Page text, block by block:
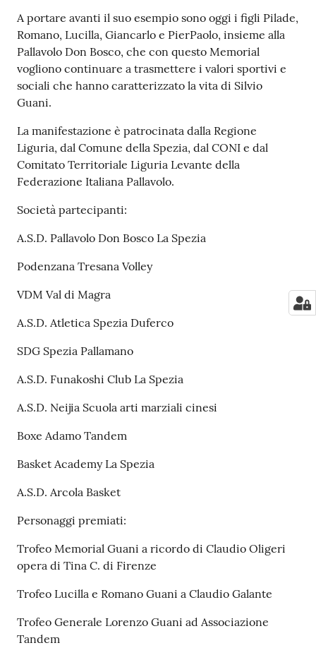
A portare avanti il suo esempio sono oggi i figli Pilade,
Romano, Lucilla, Giancarlo e PierPaolo, insieme alla
Pallavolo Don Bosco, che con questo Memorial
vogliono continuare a trasmettere i valori sportivi e
sociali che hanno caratterizzato la vita di Silvio
Guani.
La manifestazione è patrocinata dalla Regione
Liguria, dal Comune della Spezia, dal CONI e dal
Comitato Territoriale Liguria Levante della
Federazione Italiana Pallavolo.
Società partecipanti:
A.S.D. Pallavolo Don Bosco La Spezia
Podenzana Tresana Volley
VDM Val di Magra
A.S.D. Atletica Spezia Duferco
SDG Spezia Pallamano
A.S.D. Funakoshi Club La Spezia
A.S.D. Neijia Scuola arti marziali cinesi
Boxe Adamo Tandem
Basket Academy La Spezia
A.S.D. Arcola Basket
Personaggi premiati:
Trofeo Memorial Guani a ricordo di Claudio Oligeri
opera di Tina C. di Firenze
Trofeo Lucilla e Romano Guani a Claudio Galante
Trofeo Generale Lorenzo Guani ad Associazione
Tandem